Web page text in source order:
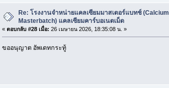
Re: โรงงานจำหน่ายแคลเซียมมาสเตอร์แบทช์ (Calcium
Masterbatch) แคลเซียมคาร์บอเนตเม็ด
« ตอบกลับ #28 เมื่อ: 26 เมษายน 2026, 18:35:08 น. »
ขออนุญาต อัพเดทกระทู้